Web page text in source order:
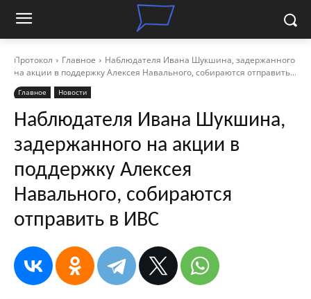
Протокол Главное
Наблюдателя Ивана Шукшина, задержанного
на акции в поддержку Алексея Навального, собираются отправить...
Главное Новости
Наблюдателя Ивана Шукшина,
задержанного на акции в
поддержку Алексея
Навального, собираются
отправить в ИВС